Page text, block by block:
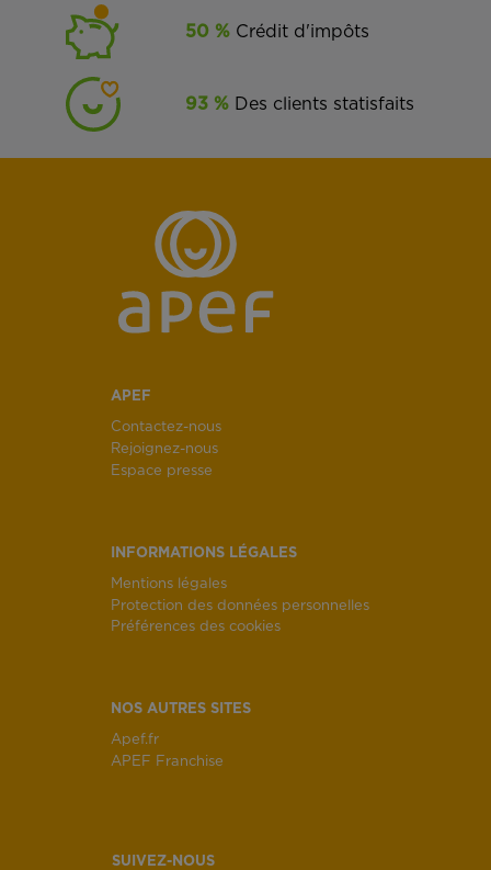
50 % Crédit d'impôts
93 % Des clients statisfaits
APEF
Contactez-nous
Rejoignez-nous
Espace presse
INFORMATIONS LÉGALES
Mentions légales
Protection des données personnelles
Préférences des cookies
NOS AUTRES SITES
Apef.fr
APEF Franchise
SUIVEZ-NOUS